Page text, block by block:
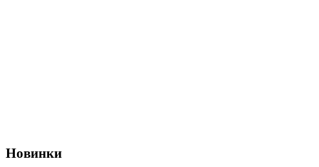
Новинки